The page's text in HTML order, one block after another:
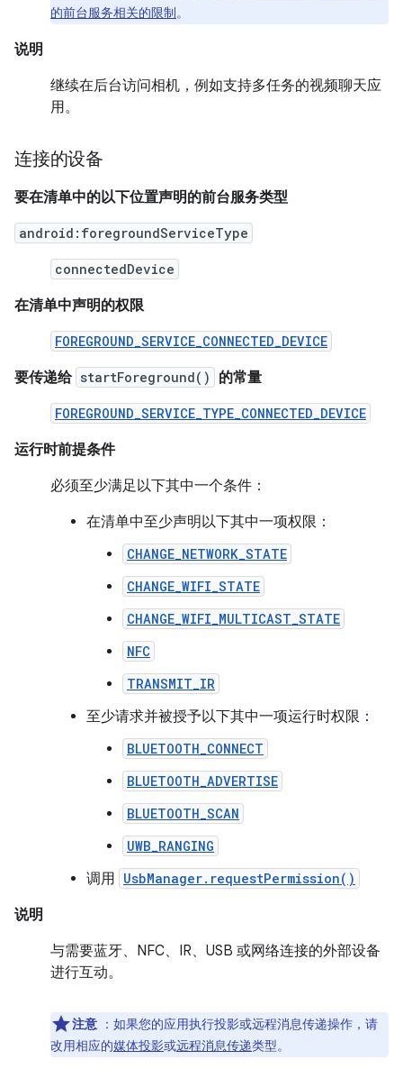
的前台服务相关的限制。
说明
继续在后台访问相机，例如支持多任务的视频聊天应
用。
连接的设备
要在清单中的以下位置声明的前台服务类型
android:foregroundServiceType
connectedDevice
在清单中声明的权限
FOREGROUND_SERVICE_CONNECTED_DEVICE
要传递给 startForeground() 的常量
FOREGROUND_SERVICE_TYPE_CONNECTED_DEVICE
运行时前提条件
必须至少满足以下其中一个条件：
在清单中至少声明以下其中一项权限：
CHANGE_NETWORK_STATE
CHANGE_WIFI_STATE
CHANGE_WIFI_MULTICAST_STATE
NFC
TRANSMIT_IR
至少请求并被授予以下其中一项运行时权限：
BLUETOOTH_CONNECT
BLUETOOTH_ADVERTISE
BLUETOOTH_SCAN
UWB_RANGING
调用 UsbManager.requestPermission()
说明
与需要蓝牙、NFC、IR、USB 或网络连接的外部设备
进行互动。
注意 ：如果您的应用执行投影或远程消息传递操作，请
改用相应的媒体投影或远程消息传递类型。